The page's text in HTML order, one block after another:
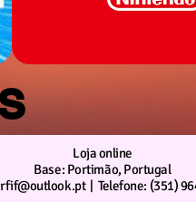
Loja online
Base: Portimão, Portugal
| Telefone: (351)